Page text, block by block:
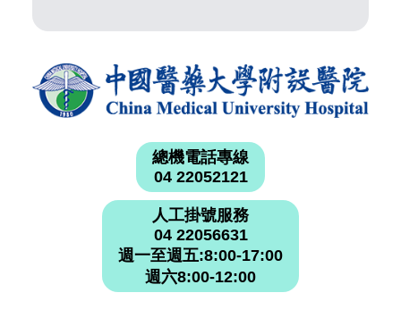
總機電話專線
04 22052121
人工掛號服務
04 22056631
週一至週五:8:00-17:00
週六8:00-12:00